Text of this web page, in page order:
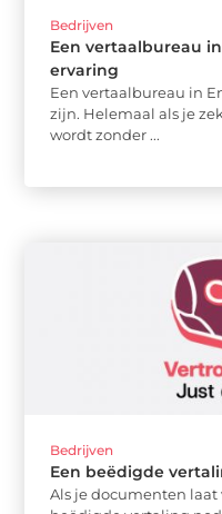
Bedrijven
Een vertaalbureau
ervaring
Een vertaalbureau in
zijn. Helemaal als je
wordt zonder ...
Bedrijven
Een beëdigde
Als je documenten laat